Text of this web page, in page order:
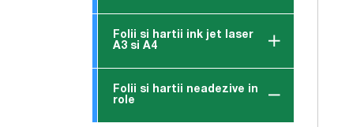
Folii si hartii ink jet laser
A3 si A4
Folii si hartii neadezive in
role